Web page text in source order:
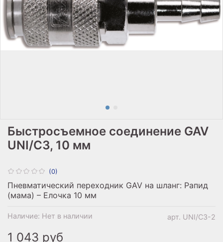
(0)
арт. UNI/C3-2
Наличие: Нет в наличии
Быстросъемное соединение GAV
UNI/C3, 10 мм
1 043 руб
Пневматический переходник GAV на шланг: Рапид
(мама) – Елочка 10 мм